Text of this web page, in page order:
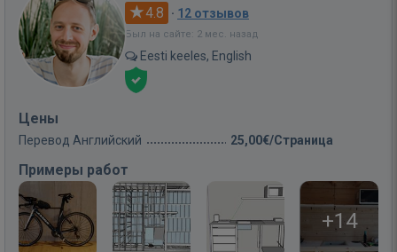
4.8 · 12 отзывов
Был на сайте: 2 мес. назад
Eesti keeles, English
Цены
Перевод Английский 25,00€/Страница
Примеры работ
+14